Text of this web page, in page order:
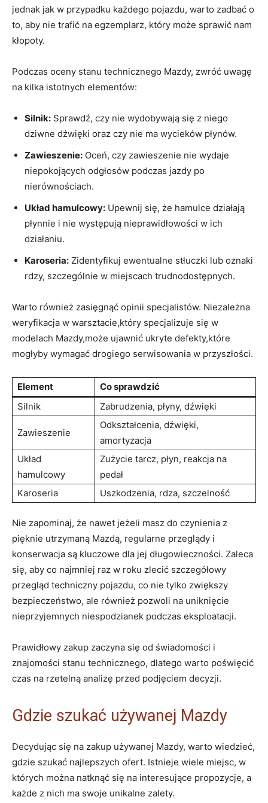
jednak jak w przypadku każdego pojazdu, warto zadbać o
to, aby nie trafić na egzemplarz, który może sprawić nam
kłopoty.
Podczas oceny stanu technicznego Mazdy, zwróć uwagę
na kilka istotnych elementów:
Silnik: Sprawdź, czy nie wydobywają się z niego
dziwne dźwięki oraz czy nie ma wycieków płynów.
Zawieszenie: Oceń, czy zawieszenie nie wydaje
niepokojących odgłosów podczas jazdy po
nierównościach.
Układ hamulcowy: Upewnij się, że hamulce działają
płynnie i nie występują nieprawidłowości w ich
działaniu.
Karoseria: Zidentyfikuj ewentualne stłuczki lub oznaki
rdzy, szczególnie w miejscach trudnodostępnych.
Warto również zasięgnąć opinii specjalistów. Niezależna
weryfikacja w warsztacie,który specjalizuje się w
modelach Mazdy,może ujawnić ukryte defekty,które
mogłyby wymagać drogiego serwisowania w przyszłości.
Element
Co sprawdzić
Silnik
Zabrudzenia, płyny, dźwięki
Zawieszenie
Odkształcenia, dźwięki,
amortyzacja
Układ
hamulcowy
Zużycie tarcz, płyn, reakcja na
pedał
Karoseria
Uszkodzenia, rdza, szczelność
Nie zapominaj, że nawet jeżeli masz do czynienia z
pięknie utrzymaną Mazdą, regularne przeglądy i
konserwacja są kluczowe dla jej długowieczności. Zaleca
się, aby co najmniej raz w roku zlecić szczegółowy
przegląd techniczny pojazdu, co nie tylko zwiększy
bezpieczeństwo, ale również pozwoli na uniknięcie
nieprzyjemnych niespodzianek podczas eksploatacji.
Prawidłowy zakup zaczyna się od świadomości i
znajomości stanu technicznego, dlatego warto poświęcić
czas na rzetelną analizę przed podjęciem decyzji.
Gdzie szukać używanej Mazdy
Decydując się na zakup używanej Mazdy, warto wiedzieć,
gdzie szukać najlepszych ofert. Istnieje wiele miejsc, w
których można natknąć się na interesujące propozycje, a
każde z nich ma swoje unikalne zalety.